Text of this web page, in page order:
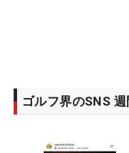
ゴルフ界のSNS